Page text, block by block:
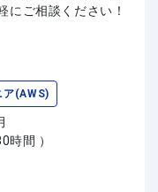
にご相談ください！
ア(AWS)
時間 ）